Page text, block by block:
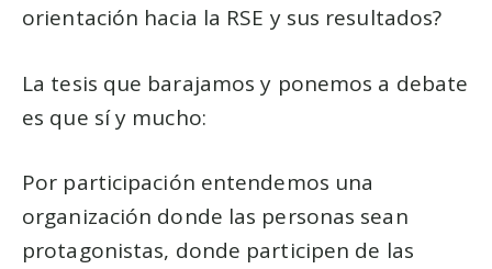
orientación hacia la RSE y sus resultados?
La tesis que barajamos y ponemos a debate
es que sí y mucho:
Por participación entendemos una
organización donde las personas sean
protagonistas, donde participen de las